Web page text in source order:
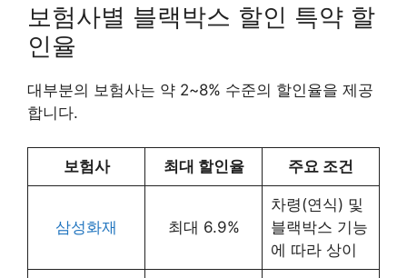
보험사별 블랙박스 할인 특약 할
인율
대부분의 보험사는 약 2~8% 수준의 할인율을 제공
합니다.
보험사 최대 할인율 주요 조건
삼성화재 최대 6.9%
차령(연식) 및
블랙박스 기능
에 따라 상이